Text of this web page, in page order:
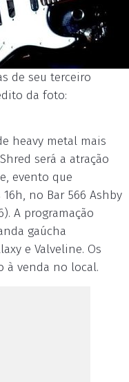
de seu terceiro
da foto:
heavy metal mais
será a atração
evento que
no Bar 566 Ashby
A programação
gaúcha
e Valveline. Os
à venda no local.